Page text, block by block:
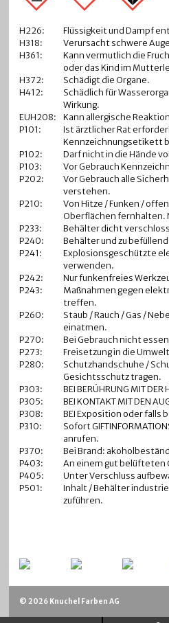
H226:
Flüssigkeit und Dampf
H318:
Verursacht schwere
H361:
Kann vermutlich die
oder das Kind im
H372:
Schädigt die Organe.
H412:
Schädlich für
Wirkung.
EUH208:
Kann allergische
P101:
Ist ärztlicher Rat
Kennzeichnungsetikett
P102:
Darf nicht in die Hände
P103:
Vor Gebrauch
P202:
Vor Gebrauch alle
verstehen.
P210:
Von Hitze / Funken /
Oberflächen fernhalten.
P233:
Behälter dicht
P240:
Behälter und zu
P241:
Explosionsgeschützte
verwenden.
P242:
Nur funkenfreies
P243:
Maßnahmen gegen
treffen.
P260:
Staub / Rauch / Gas /
einatmen.
P270:
Bei Gebrauch nicht
P273:
Freisetzung in die
P280:
Schutzhandschuhe /
Gesichtsschutz tragen.
P303:
BEI BERÜHRUNG MIT
P305:
BEI KONTAKT MIT DEN
P308:
BEI Exposition oder falls
P310:
Sofort
anrufen.
P370:
Bei Brand:
P403:
An einem gut belüfteten
P405:
Unter Verschluss
P501:
Inhalt / Behälter
zuführen.
© 2026 Knuchel Farben AG